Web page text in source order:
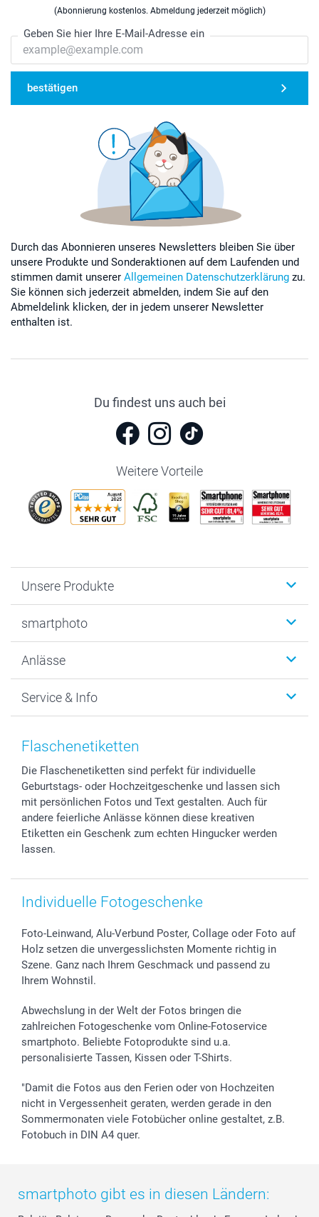
(Abonnierung kostenlos. Abmeldung jederzeit möglich)
Geben Sie hier Ihre E-Mail-Adresse ein
bestätigen
Durch das Abonnieren unseres Newsletters bleiben Sie über
unsere Produkte und Sonderaktionen auf dem Laufenden und
stimmen damit unserer Allgemeinen Datenschutzerklärung zu.
Sie können sich jederzeit abmelden, indem Sie auf den
Abmeldelink klicken, der in jedem unserer Newsletter
enthalten ist.
Du findest uns auch bei
Weitere Vorteile
Unsere Produkte
Fotogeschenke
MyNameBook
Fotoabzüge, Fotos als Buch & Poster
Zubehör & Material
Sticker & Etiketten
Geschenk-Gutscheine (PDF)
smartphoto
Warum smartphoto
Datenschutz
AGB
Presse
Partnerprogramme
Investor Relations
B2B smartbusiness
Widerrufsrecht
Anlässe
Neujahr
Muttertag
Kommunion & Konfirmation
Hochzeit
Geburtstag
Geburt
Zu allen Anlässen
Service & Info
Anmelden /Registrieren
Lieferfristen
72h Lieferung
Zahlungsmöglichkeiten
Sitemap
Status der Bestellung
smartbonus
Flaschenetiketten
Die Flaschenetiketten sind perfekt für individuelle
Geburtstags- oder Hochzeitgeschenke und lassen sich
mit persönlichen Fotos und Text gestalten. Auch für
andere feierliche Anlässe können diese kreativen
Etiketten ein Geschenk zum echten Hingucker werden
lassen.
Individuelle Fotogeschenke
Foto-Leinwand, Alu-Verbund Poster, Collage oder Foto auf
Holz setzen die unvergesslichsten Momente richtig in
Szene. Ganz nach Ihrem Geschmack und passend zu
Ihrem Wohnstil.
Abwechslung in der Welt der Fotos bringen die
zahlreichen Fotogeschenke vom Online-Fotoservice
smartphoto. Beliebte Fotoprodukte sind u.a.
personalisierte Tassen, Kissen oder T-Shirts.
"Damit die Fotos aus den Ferien oder von Hochzeiten
nicht in Vergessenheit geraten, werden gerade in den
Sommermonaten viele Fotobücher online gestaltet, z.B.
Fotobuch in DIN A4 quer.
smartphoto gibt es in diesen Ländern: